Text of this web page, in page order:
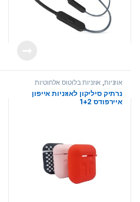
אוזניות, אוזניות בלוטוס אלחוטיות
נרתיק סיליקון לאוזניות אייפון
איירפודס 1+2